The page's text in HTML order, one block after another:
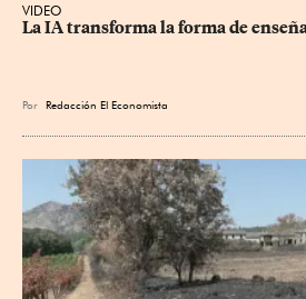
VIDEO
La IA transforma la forma de
Por Redacción El Economista